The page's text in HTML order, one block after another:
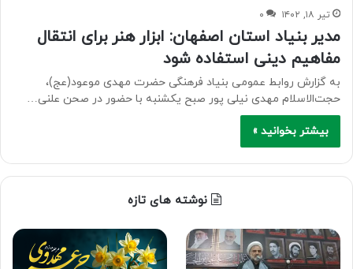
تیر ۱۸, ۱۴۰۲ ۰
مدیر بنیاد استان اصفهان: ابزار هنر برای انتقال
مفاهیم دینی استفاده شود
به گزارش روابط عمومی بنیاد فرهنگی حضرت مهدی موعود(عج)،
حجت‌الاسلام مهدی نیلی پور صبح یکشنبه با حضور در صحن علنی…
بیشتر بخوانید »
نوشته های تازه